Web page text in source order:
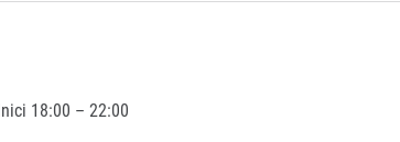
18:00 – 22:00